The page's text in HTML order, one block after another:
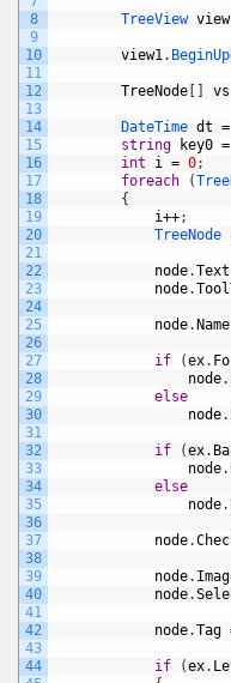
8
9
10
11
12
13
14
15
16
17
18
19
20
21
22
23
24
25
26
27
28
29
30
31
32
33
34
35
36
37
38
39
40
41
42
43
44
TreeView
view1.
TreeNode vs
DateTime dt =
string
key0 =
int
i = 0;
foreach
(
{
i++;
TreeNode
node.Text
node.
node. Name
if (ex.
node.
else
node.
if (ex.
node.
else
node.
node.
node.
node.
node.Tag
if (ex.